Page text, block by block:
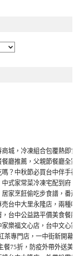
商城，冷凍組合包覆熱即
餐廳推薦，父親節餐廳全
嗎？中秋節必買台中伴手禮
中式家常菜冷凍宅配到府
居家烹飪偷吃步食譜，番
売台中大里永隆店，兩種
，台中公益路平價美食餐
家樂福文心店，台中文心
茶專門店，一中街新開幕
餐75折，防疫外帶外送美